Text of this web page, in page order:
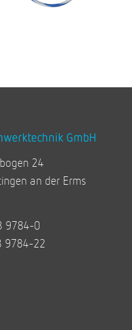
GmbH
24
an der Erms
9784-0
9784-22